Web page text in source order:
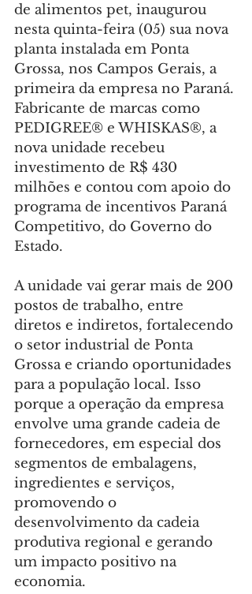
de alimentos pet, inaugurou
nesta quinta-feira (05) sua nova
planta instalada em Ponta
Grossa, nos Campos Gerais, a
primeira da empresa no Paraná.
Fabricante de marcas como
PEDIGREE® e WHISKAS®, a
nova unidade recebeu
investimento de R$ 430
milhões e contou com apoio do
programa de incentivos Paraná
Competitivo, do Governo do
Estado.
A unidade vai gerar mais de 200
postos de trabalho, entre
diretos e indiretos, fortalecendo
o setor industrial de Ponta
Grossa e criando oportunidades
para a população local. Isso
porque a operação da empresa
envolve uma grande cadeia de
fornecedores, em especial dos
segmentos de embalagens,
ingredientes e serviços,
promovendo o
desenvolvimento da cadeia
produtiva regional e gerando
um impacto positivo na
economia.